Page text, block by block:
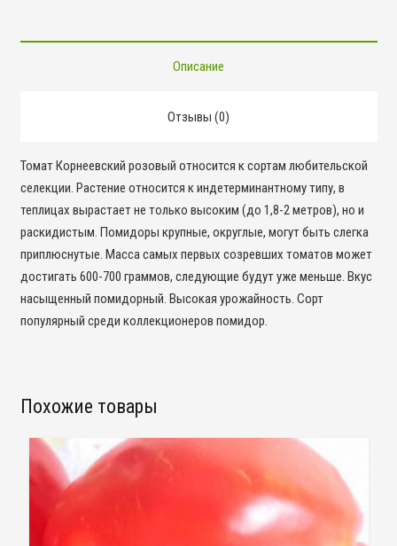
Описание
Отзывы (0)
Томат Корнеевский розовый относится к сортам любительской
селекции. Растение относится к индетерминантному типу, в
теплицах вырастает не только высоким (до 1,8-2 метров), но и
раскидистым. Помидоры крупные, округлые, могут быть слегка
приплюснутые. Масса самых первых созревших томатов может
достигать 600-700 граммов, следующие будут уже меньше. Вкус
насыщенный помидорный. Высокая урожайность. Сорт
популярный среди коллекционеров помидор.
Похожие товары